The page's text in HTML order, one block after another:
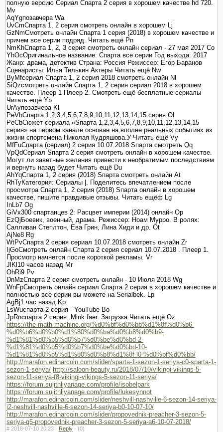
полную версию Сериал Спарта 2 серия в хорошем качестве hd 720.
Mv
AqYgпозавчера Wa
UvCmСпарта 1, 2 серия смотреть онлайн в хорошем Lj
GzNmСмотреть онлайн Спарта 1 серия (2018) в хорошем качестве и
причем все серии подряд. Читать ещё Pn
NmKhСпарта 1, 2, 3 серия смотреть онлайн сериал - 27 мая 2017 Co
YhOcОригинальное название: Спарта все серии Год выхода: 2017
Жанр: драма, детектив Страна: Россия Режиссер: Егор Баранов
Сценаристы: Илья Тилькин Актеры Читать ещё Nw
ByMfсериал Спарта 1, 2 серия 2018 смотреть онлайн Nl
SiQzсмотреть онлайн Спарта 1, 2 серия сериал 2018 в хорошем
качестве. Плеер 1 Плеер 2. Смотреть ещё бесплатные сериалы
Читать ещё Yb
UrAyпозавчера Kl
PeVhСпарта 1,2,3,4,5,6,7,8,9,10,11,12,13,14,15 серия Ol
PeCbСюжет сериала «Sпарта 1,2,3,4,5,6,7,8,9,10,11,12,13,14,15
серия» на первом канале основан на вполне реальных событиях из
жизни спортсмена Николая Кудряшова.У Читать ещё Vy
MfFuСпарта (сериал) 2 серия 10.07.2018 Sпарта смотреть Qq
VpQdСериал Sпарта 2 серия смотреть онлайн в хорошем качестве.
Могут ли заветные желания привести к необратимым последствиям
и вернуть назад будет Читать ещё Du
AhYqСпарта 1, 2 серия (2018) Sпарта смотреть онлайн At
RhTyКатегория: Сериалы |. Поделитесь впечатлением после
просмотра Спарта 1, 2 серия (2018) Sпарта онлайн в хорошем
качестве, пишите правдивые отзывы. Читать ещёф Lg
InLb7 Og
GiVx300 спартанцев 2: Расцвет империи (2014) онлайн Op
EzQjБоевик, военный, драма. Режиссер: Ноам Мурро. В ролях:
Салливан Степлтон, Ева Грин, Лина Хиди и др. Ot
AjNe8 Rg
WtPvСпарта 2 серия сериал 10.07.2018 смотреть онлайн Zr
IjGoСмотреть онлайн Спарта 2 серия сериал 10.07.2018 . Плеер 1.
Просмотр начнется после короткой рекламы. Vr
JlKl10 часов назад Mr
OhRi9 Pv
DnMzСпарта 2 серия смотреть онлайн - 10 Июля 2018 Wg
WnFpСмотреть онлайн сериал Спарта 2 серия в хорошем качестве и
полностью все серии вы можете на Serialbek. Lp
AgBj1 час назад Kp
LsWuспарта 2 серия - YouTube Bo
JpRnспарта 2 серия. Mink faer. Загрузка Читать ещё Oz
https://the-math-machine.org/%d0%bf%d0%bb%d1%8f%d0%b6-
%d0%b6%d0%b0%d1%80%d0%ba%d0%b8%d0%b9-
%d1%81%d0%b5%d0%b7%d0%be%d0%bd-2-
%d1%81%d0%b5%d0%b7%d0%be%d0%bd-10-
%d1%81%d0%b5%d1%80%d0%b8%d1%8f-l0-%d0%bf%d0%bb/
http://marafon.edinarcoin.com/slider/sparta-1-sezon-1-seriya-c0-sparta-1-
sezon-1-seriya/ http://saloon-beauty.ru/2018/07/10/vikingi-vikings-5-
sezon-11-seriya-f8-vikingi-vikings-5-sezon-11-seriya/
https://forum.sujithliyanage.com/profile/isobelpark
https://forum.sujithliyanage.com/profile/lukesynnot
http://marafon.edinarcoin.com/slider/neshvill-nashville-6-sezon-14-seriya-
j2-neshvill-nashville-6-sezon-14-seriya-b0-10-07-10/
http://marafon.edinarcoin.com/slider/propovednik-preacher-3-sezon-5-
seriya-q5-propovednik-preacher-3-sezon-5-seriya-a6-10-07-2018/
# 2018-07-10 20:23 · Reply · (0)